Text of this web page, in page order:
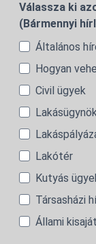
Válassza ki
(Bármennyi
Általános
Hogyan
Civil ügyek
Lakótér
Kutyás
Társasházi
Állami